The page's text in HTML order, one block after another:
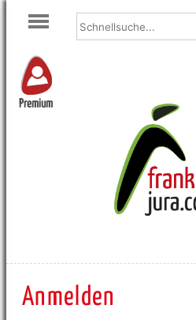
Premium
Anmelden